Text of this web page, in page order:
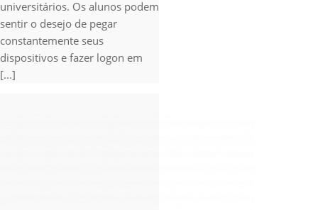
universitários. Os alunos podem
sentir o desejo de pegar
constantemente seus
dispositivos e fazer logon em
[...]